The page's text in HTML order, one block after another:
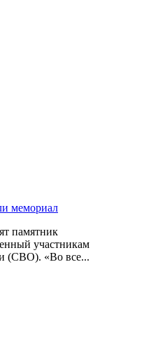
мемориал
памятник
участникам
(СВО). «Во все...